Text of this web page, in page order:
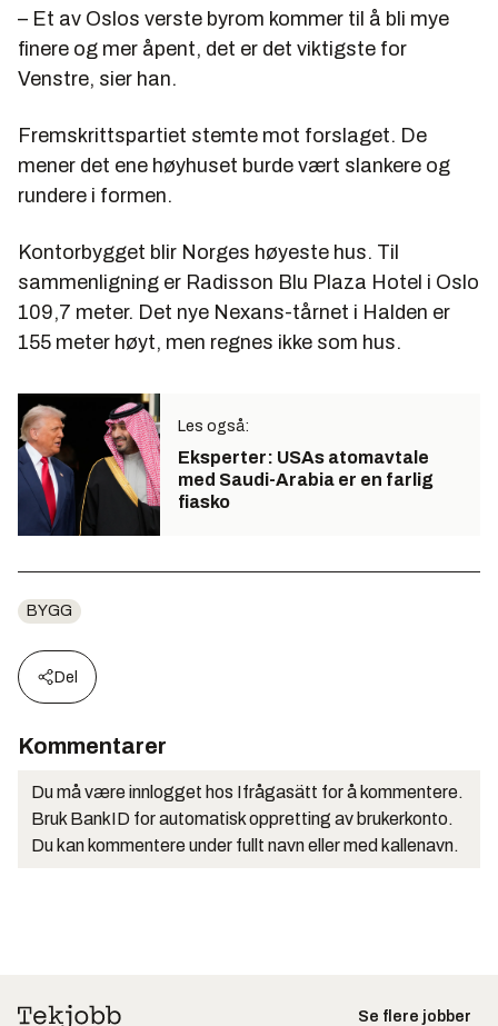
– Et av Oslos verste byrom kommer til å bli mye
finere og mer åpent, det er det viktigste for
Venstre, sier han.
Fremskrittspartiet stemte mot forslaget. De
mener det ene høyhuset burde vært slankere og
rundere i formen.
Kontorbygget blir Norges høyeste hus. Til
sammenligning er Radisson Blu Plaza Hotel i Oslo
109,7 meter. Det nye Nexans-tårnet i Halden er
155 meter høyt, men regnes ikke som hus.
Les også:
Eksperter: USAs atomavtale
med Saudi-Arabia er en farlig
fiasko
BYGG
Del
Kommentarer
Du må være innlogget hos Ifrågasätt for å kommentere.
Bruk BankID for automatisk oppretting av brukerkonto.
Du kan kommentere under fullt navn eller med kallenavn.
Se flere jobber